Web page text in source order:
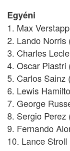
Egyéni
1. Max
2. Lando Norris
3. Charles
4. Oscar Piastri
5. Carlos Sainz
6. Lewis
7. George
8. Sergio Perez
9. Fernando
10. Lance